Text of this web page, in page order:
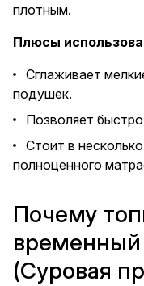
плотным.
Плюсы
Сглаживает
подушек.
Позволяет
Стоит в
полноценного
Почему
временный
(Суровая